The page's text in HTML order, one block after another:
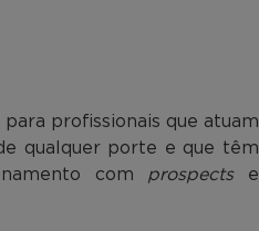
profissionais que atuam
qualquer porte e que têm
com prospectse